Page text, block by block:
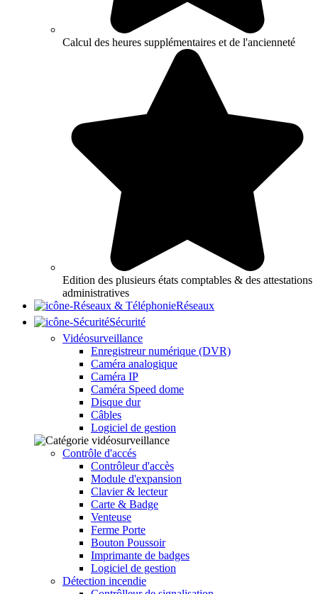
Calcul des heures supplémentaires et de l'ancienneté
Edition des plusieurs états comptables & des attestations
administratives
Réseaux
Sécurité
Vidéosurveillance
Enregistreur numérique (DVR)
Caméra analogique
Caméra IP
Caméra Speed dome
Disque dur
Câbles
Logiciel de gestion
Contrôle d'accés
Contrôleur d'accès
Module d'expansion
Clavier & lecteur
Carte & Badge
Venteuse
Ferme Porte
Bouton Poussoir
Imprimante de badges
Logiciel de gestion
Détection incendie